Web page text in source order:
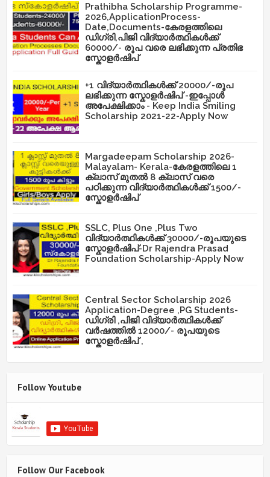
Prathibha Scholarship Programme-
2026,ApplicationProcess-
Date,Documents-കേരളത്തിലെ
ഡിഗ്രി,പിജി വിദ്യാർത്ഥികൾക്ക്
60000/- രൂപ വരെ ലഭിക്കുന്ന പ്രതിഭ
സ്കോളർഷിപ്
+1 വിദ്യാർത്ഥികൾക്ക് 20000/-രൂപ
ലഭിക്കുന്ന സ്കോളർഷിപ് -ഇപ്പോൾ
അപേക്ഷിക്കാം - Keep India Smiling
Scholarship 2021-22-Apply Now
Margadeepam Scholarship 2026-
Malayalam- Kerala-കേരളത്തിലെ 1
ക്ലാസ് മുതൽ 8 ക്ലാസ് വരെ
പഠിക്കുന്ന വിദ്യാർത്ഥികൾക്ക് 1500/-
സ്കോളർഷിപ്
SSLC, Plus One ,Plus Two
വിദ്യാർത്ഥികൾക്ക് 30000/-രൂപയുടെ
സ്കോളർഷിപ്-Dr Rajendra Prasad
Foundation Scholarship-Apply Now
Central Sector Scholarship 2026
Application-Degree ,PG Students-
ഡിഗ്രി ,പിജി വിദ്യാർത്ഥികൾക്ക്
വർഷത്തിൽ 12000/- രൂപയുടെ
സ്കോളർഷിപ് ,
Follow Youtube
Follow Our Facebook